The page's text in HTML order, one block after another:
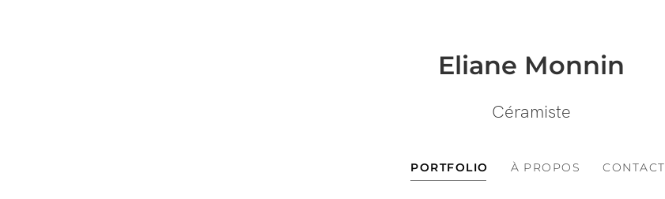
Eliane Monnin
Céramiste
PORTFOLIO À PROPOS CONTACT